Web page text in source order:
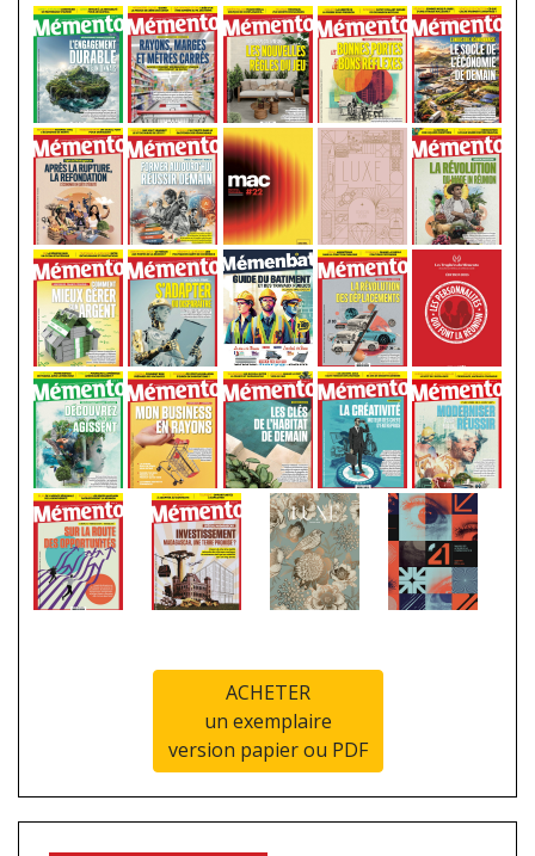
ACHETER
un exemplaire
version papier ou PDF